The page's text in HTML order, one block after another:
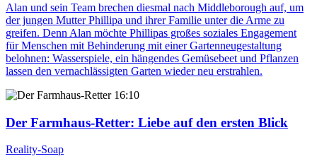
Alan und sein Team brechen diesmal nach Middleborough auf, um
der jungen Mutter Phillipa und ihrer Familie unter die Arme zu
greifen. Denn Alan möchte Phillipas großes soziales Engagement
für Menschen mit Behinderung mit einer Gartenneugestaltung
belohnen: Wasserspiele, ein hängendes Gemüsebeet und Pflanzen
lassen den vernachlässigten Garten wieder neu erstrahlen.
16:10
Der Farmhaus-Retter: Liebe auf den ersten Blick
Reality-Soap